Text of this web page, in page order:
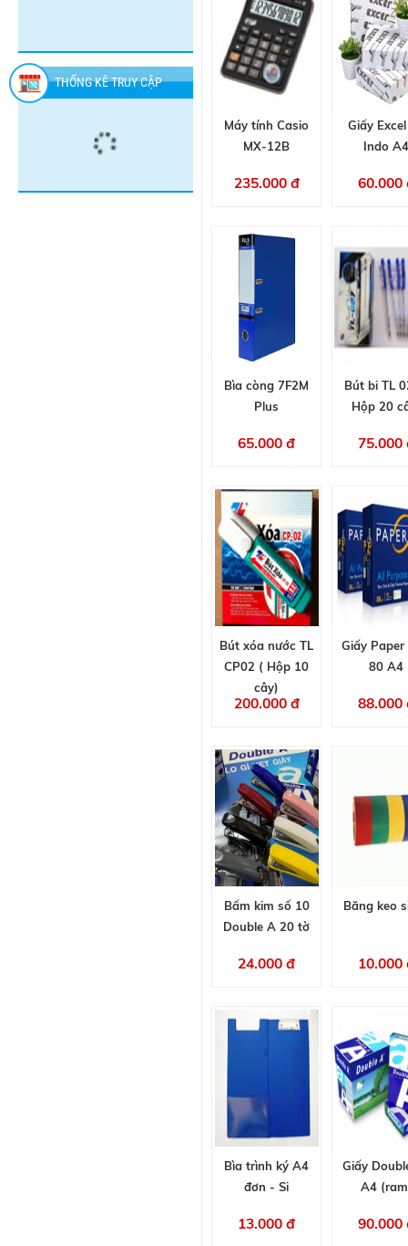
CHAI
THỐNG KÊ TRUY CẬP
Máy tính Casio
MX-12B
235.000 đ
Giấy
Indo A4
60.000
Bìa còng 7F2M
Plus
65.000 đ
Bút bi TL
Hộp 20
75.000
Bút xóa nước TL
CP02 ( Hộp 10
cây)
200.000 đ
Giấy Paper
80 A4
88.000
Bấm kim số 10
Double A 20 tờ
24.000 đ
Băng keo
10.000
Bìa trình ký A4
đơn - Si
13.000 đ
Giấy
A4
90.000